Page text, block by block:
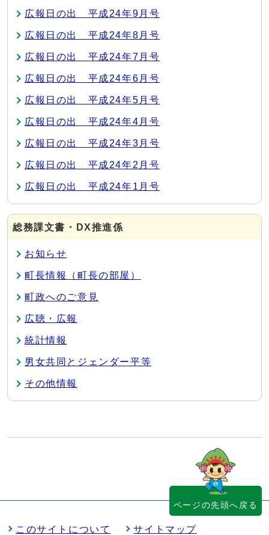
広報日の出 平成24年9月号
広報日の出 平成24年8月号
広報日の出 平成24年7月号
広報日の出 平成24年6月号
広報日の出 平成24年5月号
広報日の出 平成24年4月号
広報日の出 平成24年3月号
広報日の出 平成24年2月号
広報日の出 平成24年1月号
総務課文書・DX推進係
お知らせ
町長情報（町長の部屋）
町政へのご意見
広聴・広報
統計情報
男女共同とジェンダー平等
その他情報
このサイトについて サイトマップ
ページの先頭へ戻る